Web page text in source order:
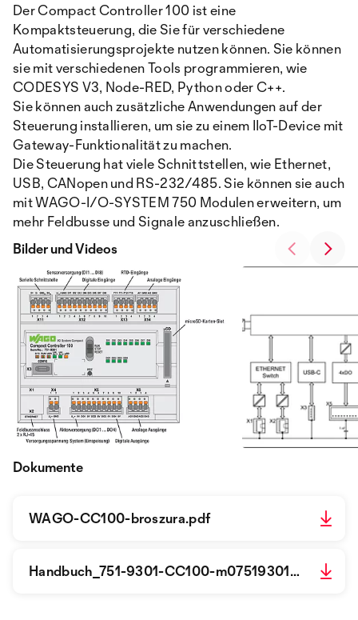
Der Compact Controller 100 ist eine
Kompaktsteuerung, die Sie für verschiedene
Automatisierungsprojekte nutzen können. Sie können
sie mit verschiedenen Tools programmieren, wie
CODESYS V3, Node-RED, Python oder C++.
Sie können auch zusätzliche Anwendungen auf der
Steuerung installieren, um sie zu einem IIoT-Device mit
Gateway-Funktionalität zu machen.
Die Steuerung hat viele Schnittstellen, wie Ethernet,
USB, CANopen und RS-232/485. Sie können sie auch
mit WAGO-I/O-SYSTEM 750 Modulen erweitern, um
mehr Feldbusse und Signale anzuschließen.
Bilder und Videos
Dokumente
WAGO-CC100-broszura.pdf
Handbuch_751-9301-CC100-m07519301-de.pdf